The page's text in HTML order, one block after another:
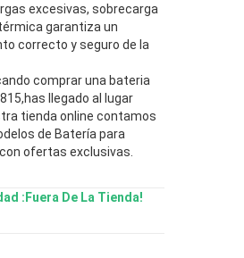
excesivas, sobrecarga
garantiza un
correcto y seguro de la
comprar una bateria
llegado al lugar
tienda online contamos
de Batería para
ofertas exclusivas.
:Fuera De La Tienda!